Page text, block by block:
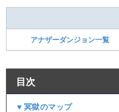
アナザーダンジョン一覧
目次
▼冥獄のマップ